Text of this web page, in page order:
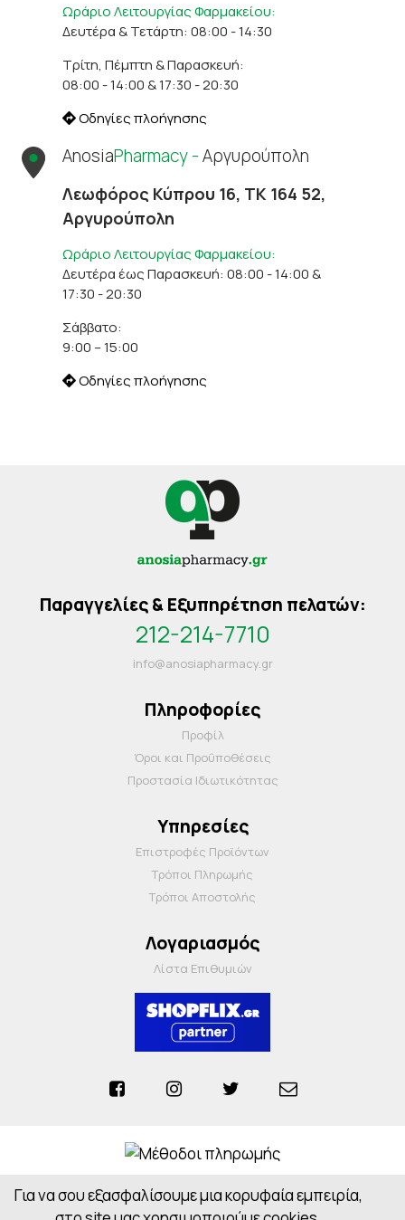
Ωράριο Λειτουργίας Φαρμακείου:
Δευτέρα & Τετάρτη: 08:00 - 14:30
Τρίτη, Πέμπτη & Παρασκευή:
08:00 - 14:00 & 17:30 - 20:30
Οδηγίες πλοήγησης
AnosiaPharmacy -Αργυρούπολη
Λεωφόρος Κύπρου 16, ΤΚ 164 52,
Αργυρούπολη
Ωράριο Λειτουργίας Φαρμακείου:
Δευτέρα έως Παρασκευή: 08:00 - 14:00 &
17:30 - 20:30
Σάββατο:
9:00 – 15:00
Οδηγίες πλοήγησης
Παραγγελίες & Εξυπηρέτηση πελατών:
212-214-7710
info@anosiapharmacy.gr
Πληροφορίες
Προφίλ
Όροι και Προΰποθέσεις
Προστασία Ιδιωτικότητας
Υπηρεσίες
Επιστροφές Προϊόντων
Τρόποι Πληρωμής
Τρόποι Αποστολής
Λογαριασμός
Λίστα Επιθυμιών
Anosiapharmacy © 2026 - All Rights Reserved
Powered byCloudOn
Για να σου εξασφαλίσουμε μια κορυφαία εμπειρία,